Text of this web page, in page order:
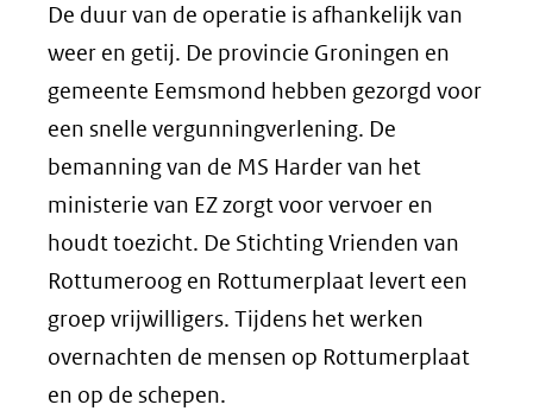
De duur van de operatie is afhankelijk van
weer en getij. De provincie Groningen en
gemeente Eemsmond hebben gezorgd voor
een snelle vergunningverlening. De
bemanning van de MS Harder van het
ministerie van EZ zorgt voor vervoer en
houdt toezicht. De Stichting Vrienden van
Rottumeroog en Rottumerplaat levert een
groep vrijwilligers. Tijdens het werken
overnachten de mensen op Rottumerplaat
en op de schepen.